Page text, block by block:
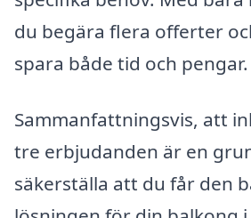
du begära flera offerter
spara både tid och pengar.
Sammanfattningsvis, att
tre erbjudanden är en
säkerställa att du får den